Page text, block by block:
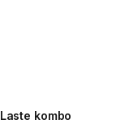
Laste kombo